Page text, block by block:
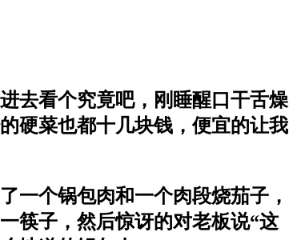
去看个究竟吧，刚睡醒口干舌燥
硬菜也都十几块钱，便宜的让我
一个锅包肉和一个肉段烧茄子，
筷子，然后惊讶的对老板说“这